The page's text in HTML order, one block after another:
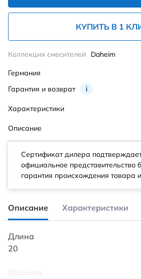
КУПИТЬ В 1
Гарантия и возврат i
Коллекция смесителей Daheim
Германия
Характеристики
Описание
Сертификат дилера
официальное представительство
гарантия происхождения товара
Описание Характеристики
Длина
20
Ширина